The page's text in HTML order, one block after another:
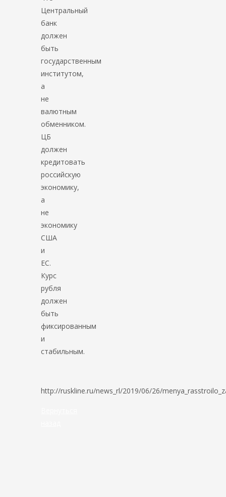
Центральный
банк
должен
быть
государственным
институтом,
а
не
валютным
обменником.
ЦБ
должен
кредитовать
российскую
экономику,
а
не
экономику
США
и
ЕС.
Курс
рубля
должен
быть
фиксированным
и
стабильным.
http://ruskline.ru/news_rl/2019/06/26/